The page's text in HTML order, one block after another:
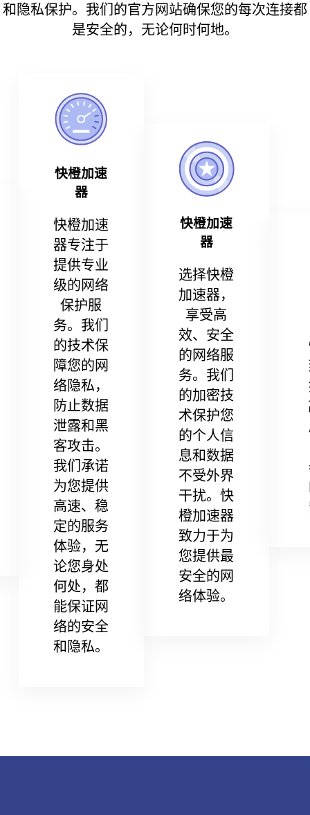
和隐私保护。我们的官方网站确保您的每次连接都
是安全的，无论何时何地。
快橙加速
器
快橙加速
器专注于
提供专业
级的网络
保护服
务。我们
的技术保
障您的网
络隐私，
防止数据
泄露和黑
客攻击。
我们承诺
为您提供
高速、稳
定的服务
体验，无
论您身处
何处，都
能保证网
络的安全
和隐私。
快橙加速
器
选择快橙
加速器，
享受高
效、安全
的网络服
务。我们
的加密技
术保护您
的个人信
息和数据
不受外界
干扰。快
橙加速器
致力于为
您提供最
安全的网
络体验。